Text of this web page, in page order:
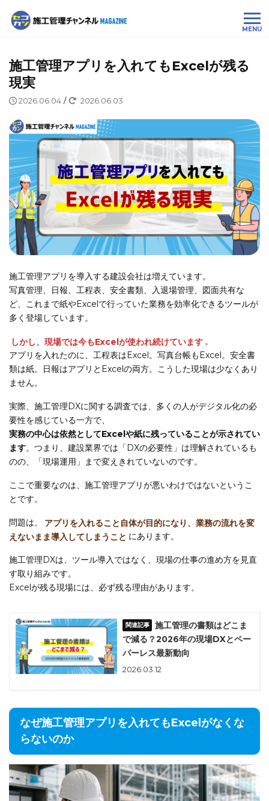
MENU
施工管理アプリを入れてもExcelが残る
現実
2026.06.04 / 2026.06.03
施工管理アプリを導入する建設会社は増えています。
写真管理、日報、工程表、安全書類、入退場管理、図面共有な
ど、これまで紙やExcelで行っていた業務を効率化できるツールが
多く登場しています。
しかし、現場では今もExcelが使われ続けています 。
アプリを入れたのに、工程表はExcel。写真台帳もExcel。安全書
類は紙。日報はアプリとExcelの両方。こうした現場は少なくあり
ません。
実際、施工管理DXに関する調査では、多くの人がデジタル化の必
要性を感じている一方で、
実務の中心は依然としてExcelや紙に残っていることが示されてい
ます。つまり、建設業界では「DXの必要性」は理解されているも
のの、「現場運用」まで変えきれていないのです。
ここで重要なのは、施工管理アプリが悪いわけではないというこ
とです。
問題は、
アプリを入れること自体が目的になり、業務の流れを変
えないまま導入してしまうこと にあります。
施工管理DXは、ツール導入ではなく、現場の仕事の進め方を見直
す取り組みです。
Excelが残る現場には、必ず残る理由があります。
施工管理の書類はどこま
で減る？2026年の現場DXとペー
パーレス最新動向
2026.03.12
なぜ施工管理アプリを入れてもExcelがなくな
らないのか